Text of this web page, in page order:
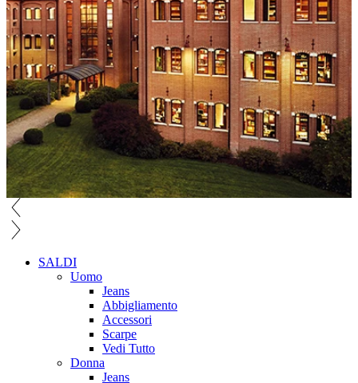
SALDI
Uomo
Jeans
Abbigliamento
Accessori
Scarpe
Vedi Tutto
Donna
Jeans